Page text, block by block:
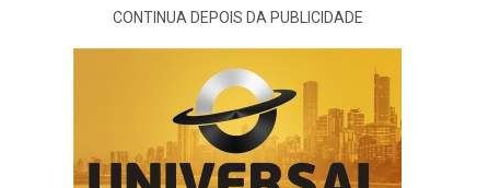
CONTINUA DEPOIS DA PUBLICIDADE